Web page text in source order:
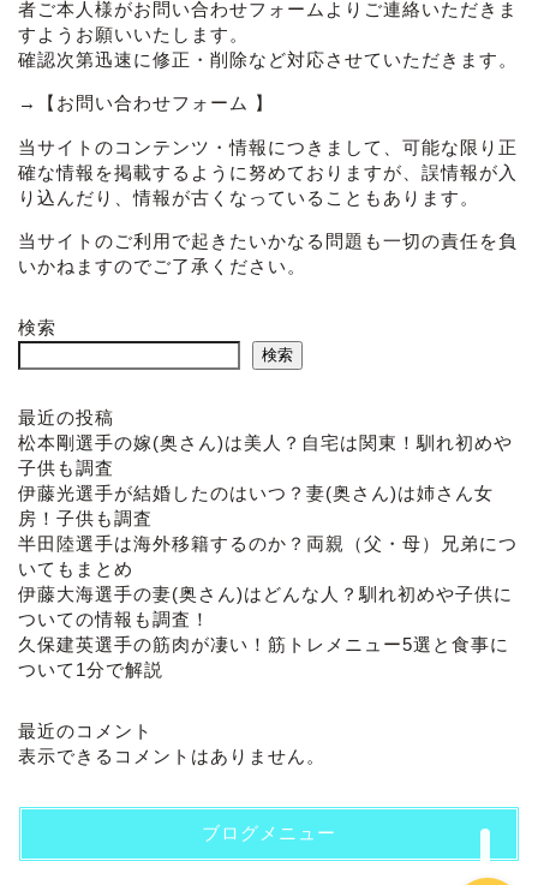
者ご本人様がお問い合わせフォームよりご連絡いただきま
すようお願いいたします。
確認次第迅速に修正・削除など対応させていただきます。
→ 【お問い合わせフォーム 】
当サイトのコンテンツ・情報につきまして、可能な限り正
確な情報を掲載するように努めておりますが、誤情報が入
り込んだり、情報が古くなっていることもあります。
当サイトのご利用で起きたいかなる問題も一切の責任を負
いかねますのでご了承ください。
検索
検索
最近の投稿
松本剛選手の嫁(奥さん)は美人？自宅は関東！馴れ初めや
子供も調査
伊藤光選手が結婚したのはいつ？妻(奥さん)は姉さん女
房！子供も調査
半田陸選手は海外移籍するのか？両親（父・母）兄弟につ
いてもまとめ
伊藤大海選手の妻(奥さん)はどんな人？馴れ初めや子供に
ついての情報も調査！
久保建英選手の筋肉が凄い！筋トレメニュー5選と食事に
ついて1分で解説
最近のコメント
表示できるコメントはありません。
ブログメニュー
ホーム
お問い合わせ